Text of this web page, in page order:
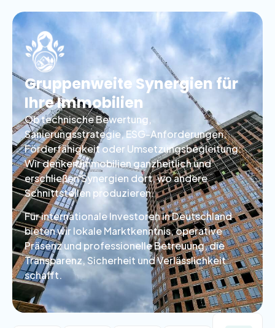
Gruppenweite Synergien für
Ihre Immobilien
Ob technische Bewertung,
Sanierungsstrategie, ESG-Anforderungen,
Förderfähigkeit oder Umsetzungsbegleitung:
Wir denken Immobilien ganzheitlich und
erschließen Synergien dort, wo andere
Schnittstellen produzieren.
Fürinternationale Investorenin Deutschland
bieten wir lokale Marktkenntnis, operative
Präsenz und professionelle Betreuung, die
Transparenz, Sicherheit und Verlässlichkeit
schafft.